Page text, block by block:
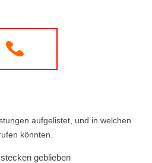
aufgelistet, und in welchen
könnten.
geblieben